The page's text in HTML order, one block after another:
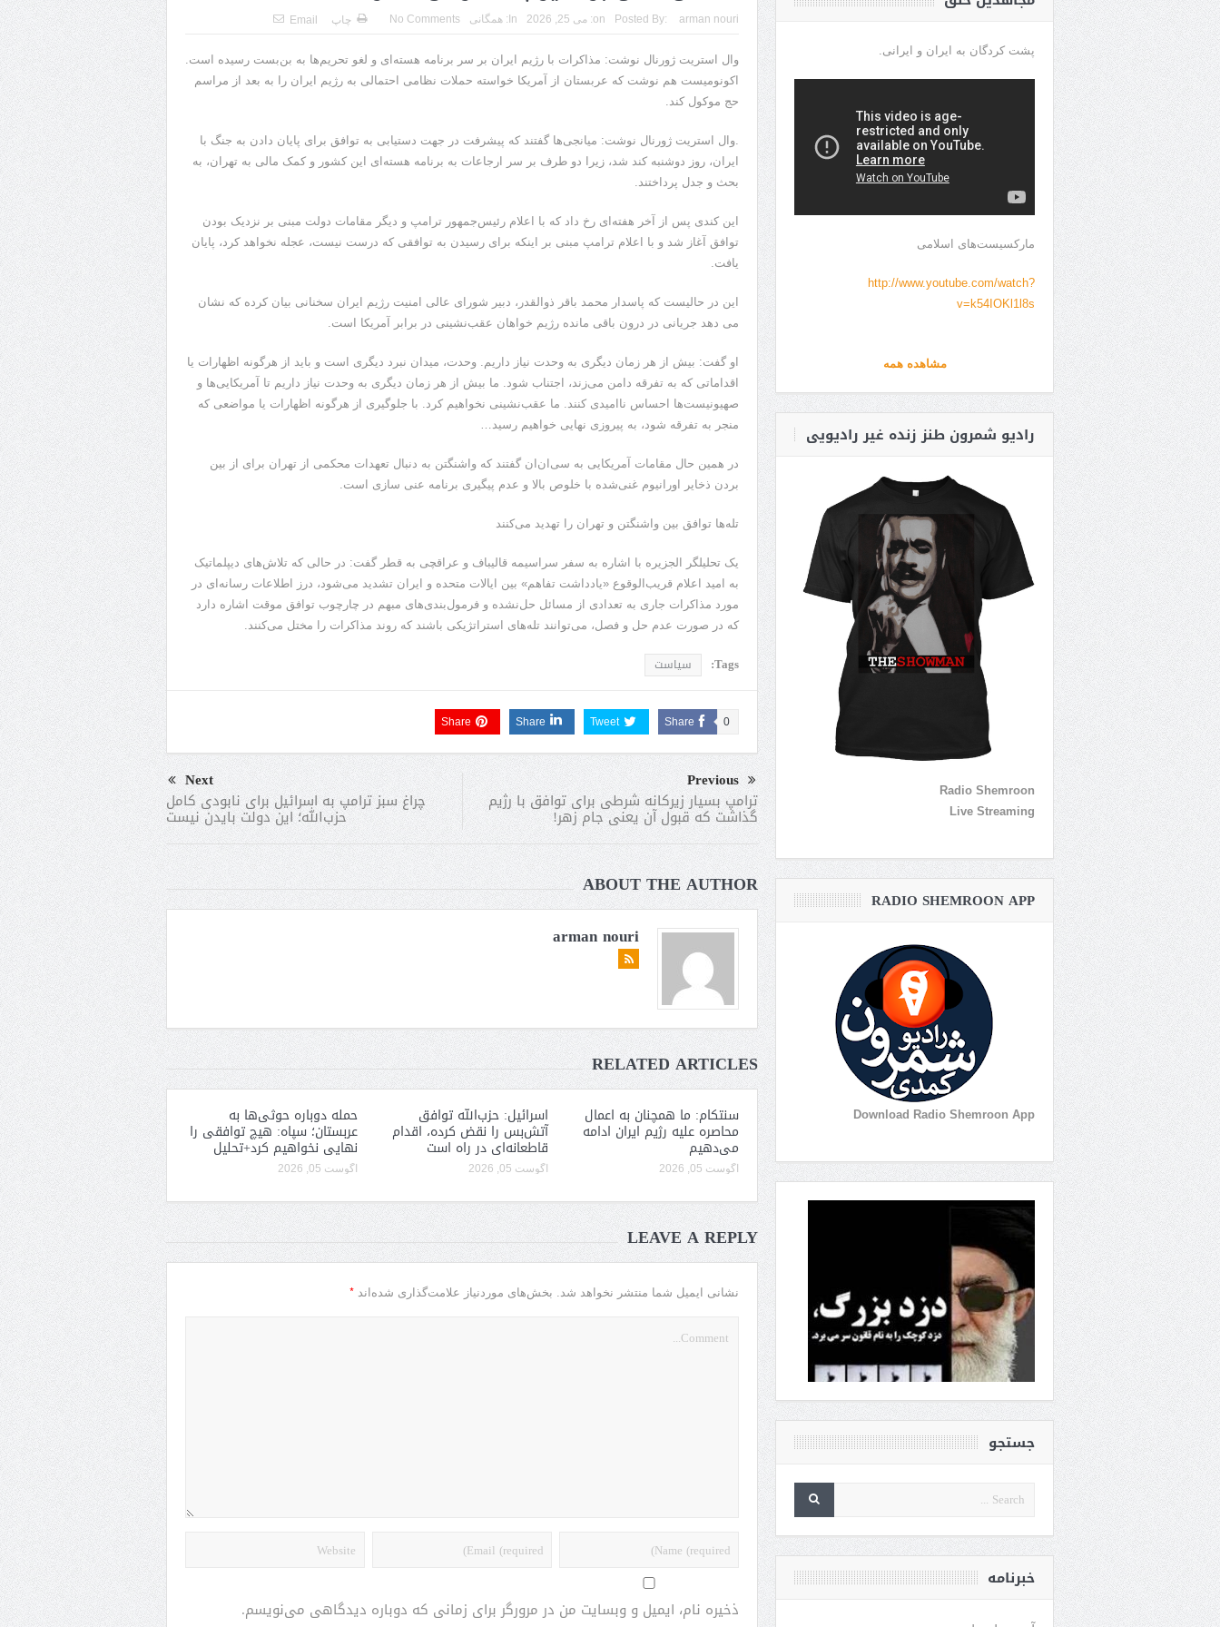
Posted By: arman nouri
on: می 25, 2026 In: همگانی No Comments چاپ Email
وال استریت ژورنال نوشت: مذاکرات با رژیم ایران بر سر برنامه هسته‌ای و لغو تحریم‌ها به بن‌بست رسیده است.
اکونومیست هم نوشت که عربستان از آمریکا خواسته حملات نظامی احتمالی به رژیم ایران را به بعد از مراسم
حج موکول کند.
.وال استریت ژورنال نوشت: میانجی‌ها گفتند که پیشرفت در جهت دستیابی به توافق برای پایان دادن به جنگ با
ایران، روز دوشنبه کند شد، زیرا دو طرف بر سر ارجاعات به برنامه هسته‌ای این کشور و کمک مالی به تهران، به
بحث و جدل پرداختند.
این کندی پس از آخر هفته‌ای رخ داد که با اعلام رئیس‌جمهور ترامپ و دیگر مقامات دولت مبنی بر نزدیک بودن
توافق آغاز شد و با اعلام ترامپ مبنی بر اینکه برای رسیدن به توافقی که درست نیست، عجله نخواهد کرد، پایان
یافت.
این در حالیست که پاسدار محمد باقر ذوالقدر، دبیر شورای عالی امنیت رژیم ایران سخنانی بیان کرده که نشان
می دهد جریانی در درون باقی مانده رژیم خواهان عقب‌نشینی در برابر آمریکا است.
او گفت: بیش از هر زمان دیگری به وحدت نیاز داریم. وحدت، میدان نبرد دیگری است و باید از هرگونه اظهارات یا
اقداماتی که به تفرقه دامن می‌زند، اجتناب شود. ما بیش از هر زمان دیگری به وحدت نیاز داریم تا آمریکایی‌ها و
صهیونیست‌ها احساس ناامیدی کنند. ما عقب‌نشینی نخواهیم کرد. با جلوگیری از هرگونه اظهارات یا مواضعی که
منجر به تفرقه شود، به پیروزی نهایی خواهیم رسید…
در همین حال مقامات آمریکایی به سی‌ان‌ان گفتند که واشنگتن به دنبال تعهدات محکمی از تهران برای از بین
بردن ذخایر اورانیوم غنی‌شده با خلوص بالا و عدم پیگیری برنامه عنی سازی است.
تله‌ها توافق بین واشنگتن و تهران را تهدید می‌کنند
یک تحلیلگر الجزیره با اشاره به سفر سراسیمه قالیباف و عراقچی به قطر گفت: در حالی که تلاش‌های دیپلماتیک
به امید اعلام قریب‌الوقوع «یادداشت تفاهم» بین ایالات متحده و ایران تشدید می‌شود، درز اطلاعات رسانه‌ای در
مورد مذاکرات جاری به تعدادی از مسائل حل‌نشده و فرمول‌بندی‌های مبهم در چارچوب توافق موقت اشاره دارد
که در صورت عدم حل و فصل، می‌توانند تله‌های استراتژیکی باشند که روند مذاکرات را مختل می‌کنند.
Tags: سیاست
Share 0
Tweet
Share
Share
Previous
ترامپ بسیار زیرکانه شرطی برای توافق با رژیم
گذاشت که قبول آن یعنی جام زهر!
Next
چراغ سبز ترامپ به اسرائیل برای نابودی کامل
حزب‌الله؛ این دولت بایدن نیست
ABOUT THE AUTHOR
arman nouri
RELATED ARTICLES
سنتکام: ما همچنان به اعمال
محاصره علیه رژیم ایران ادامه
می‌دهیم
آگوست 05, 2026
اسرائیل: حزب‌الله توافق
آتش‌بس را نقض کرده، اقدام
قاطعانه‌ای در راه است
آگوست 05, 2026
حمله دوباره حوثی‌ها به
عربستان؛ سپاه: هیچ توافقی را
نهایی نخواهیم کرد+تحلیل
آگوست 05, 2026
LEAVE A REPLY
نشانی ایمیل شما منتشر نخواهد شد. بخش‌های موردنیاز علامت‌گذاری شده‌اند *
ذخیره نام، ایمیل و وبسایت من در مرورگر برای زمانی که دوباره دیدگاهی می‌نویسم.
پشت کردگان به ایران و ایرانی.
مارکسیست‌های اسلامی
http://www.youtube.com/watch?
v=k54IOKl1l8s
مشاهده همه
رادیو شمرون طنز زنده غیر رادیویی
Radio Shemroon
Live Streaming
RADIO SHEMROON APP
Download Radio Shemroon App
جستجو
خبرنامه